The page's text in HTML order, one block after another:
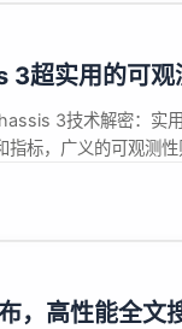
3超实用的可观
3技术解密：实
指标，广义的可观测
、运行轨迹、内部结
，高性能全文